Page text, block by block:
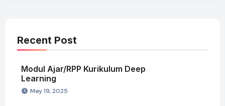
Recent Post
Modul Ajar/RPP Kurikulum Deep
Learning
May 19, 2025